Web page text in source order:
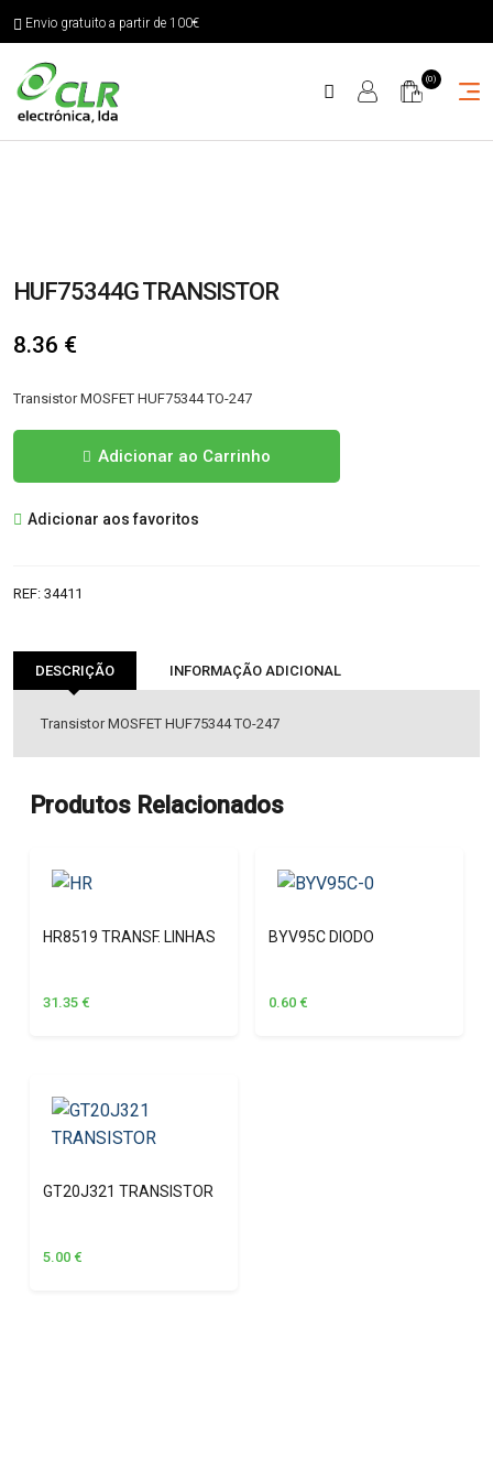
Envio gratuito a partir de 100€
(0)
HUF75344G TRANSISTOR
8.36 €
Transistor MOSFET HUF75344 TO-247
TRANSISTOR
Adicionar ao Carrinho
Adicionar aos favoritos
REF: 34411
DESCRIÇÃO INFORMAÇÃO ADICIONAL
Transistor MOSFET HUF75344 TO-247
Produtos Relacionados
HR8519 TRANSF. LINHAS
31.35 €
BYV95C DIODO
0.60 €
GT20J321 TRANSISTOR
5.00 €